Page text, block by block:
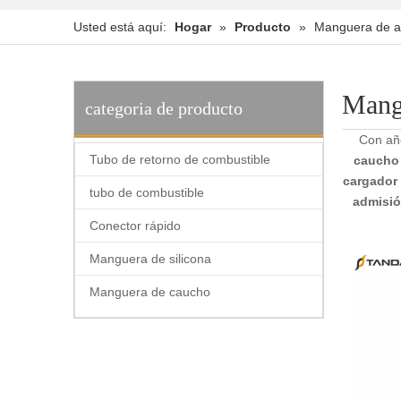
Usted está aquí: Hogar » Producto » Manguera de
categoria de producto
Tubo de retorno de combustible
tubo de combustible
Conector rápido
Manguera de silicona
Manguera de caucho
Con
cargador